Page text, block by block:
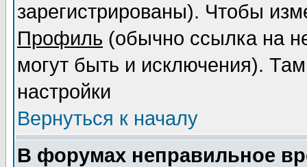
зарегистрированы). Чтобы
Профиль (обычно ссылка на
могут быть и исключения).
настройки
Вернуться к началу
В форумах неправильное